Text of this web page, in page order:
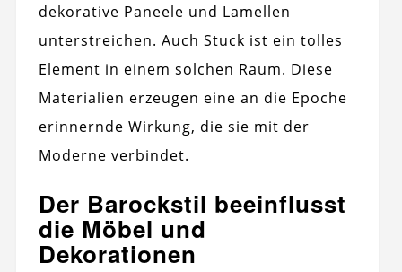
dekorative Paneele und Lamellen
unterstreichen. Auch Stuck ist ein tolles
Element in einem solchen Raum. Diese
Materialien erzeugen eine an die Epoche
erinnernde Wirkung, die sie mit der
Moderne verbindet.
Der Barockstil beeinflusst
die Möbel und
Dekorationen